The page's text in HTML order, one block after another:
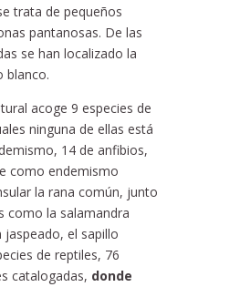
trata de pequeños
pantanosas. De las
se han localizado la
blanco.
acoge 9 especies de
ninguna de ellas está
14 de anfibios,
como endemismo
la rana común, junto
como la salamandra
el sapillo
de reptiles, 76
catalogadas, donde